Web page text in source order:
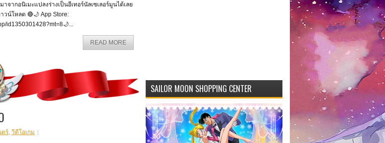
จากอนิเมะแปลงร่างเป็นอีเทอร์นัลเซเลอร์มูนได้เลย
วน์โหลด 🔴🌙 App Store:
id1350301428?mt=8🌙...
READ MORE
ร์, วีดีโอเกม
SAILOR MOON SHOPPING CENTER